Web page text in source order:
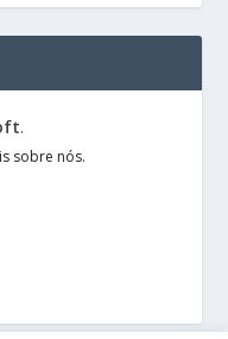
.
sobre nós.